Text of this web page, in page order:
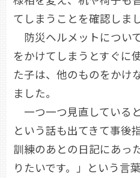
てしまうことを確認しまし
防災ヘルメットについ
をかけてしまうとすぐに
た子は、他のものをかけ
ました。
一つ一つ見直している
という話も出てきて事後
訓練のあとの日記にあっ
りたいです。」という言